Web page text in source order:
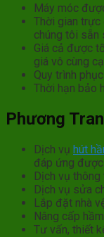
Máy móc
Thời gian trực
chúng tôi sẵn
Giá cả được
giá vô cùng
Quy trình
Thời hạn bảo
Phương
Dịch vụ hút
đáp ứng được
Dịch vụ thông
Dịch vụ sửa
Lắp đặt nhà
Nâng cấp
Tư vấn, thiết